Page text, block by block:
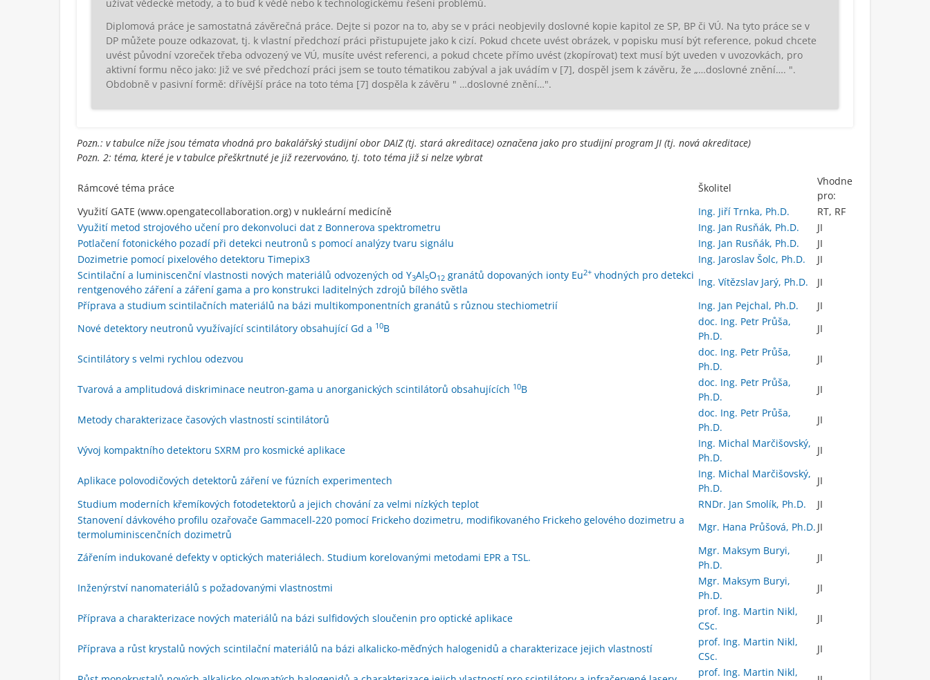
užívat vědecké metody, a to buď k vědě nebo k technologickému řešení problémů.
Diplomová práce je samostatná závěrečná práce. Dejte si pozor na to, aby se v práci neobjevily doslovné kopie kapitol ze SP, BP či VÚ. Na tyto práce se v
DP můžete pouze odkazovat, tj. k vlastní předchozí práci přistupujete jako k cizí. Pokud chcete uvést obrázek, v popisku musí být reference, pokud chcete
uvést původní vzoreček třeba odvozený ve VÚ, musíte uvést referenci, a pokud chcete přímo uvést (zkopírovat) text musí být uveden v uvozovkách, pro
aktivní formu něco jako: Již ve své předchozí práci jsem se touto tématikou zabýval a jak uvádím v [7], dospěl jsem k závěru, že „…doslovné znění…. ".
Obdobně v pasivní formě: dřívější práce na toto téma [7] dospěla k závěru " …doslovné znění…".
Pozn.: v tabulce níže jsou témata vhodná pro bakalářský studijní obor DAIZ (tj. stará akreditace) označena jako pro studijní program JI (tj. nová akreditace)
Pozn. 2: téma, které je v tabulce přeškrtnuté je již rezervováno, tj. toto téma již si nelze vybrat
Rámcové téma práce Školitel
Vhodne
pro:
Využití GATE (www.opengatecollaboration.org) v nukleární medicíně
Ing. Jiří Trnka, Ph.D.
RT, RF
Využití metod strojového učení pro dekonvoluci dat z Bonnerova spektrometru
Ing. Jan Rusňák, Ph.D.
JI
Potlačení fotonického pozadí při detekci neutronů s pomocí analýzy tvaru signálu
Ing. Jan Rusňák, Ph.D.
JI
Dozimetrie pomocí pixelového detektoru Timepix3
Ing. Jaroslav Šolc, Ph.D.
JI
Scintilační a luminiscenční vlastnosti nových materiálů odvozených od Y3Al5O12 granátů dopovaných ionty Eu2+ vhodných pro detekci
rentgenového záření a záření gama a pro konstrukci laditelných zdrojů bílého světla
Ing. Vítězslav Jarý, Ph.D.
JI
Příprava a studium scintilačních materiálů na bázi multikomponentních granátů s různou stechiometrií
Ing. Jan Pejchal, Ph.D.
JI
Nové detektory neutronů využívající scintilátory obsahující Gd a 10B
doc. Ing. Petr Průša,
Ph.D.
JI
Scintilátory s velmi rychlou odezvou
doc. Ing. Petr Průša,
Ph.D.
JI
Tvarová a amplitudová diskriminace neutron-gama u anorganických scintilátorů obsahujících 10B
doc. Ing. Petr Průša,
Ph.D.
JI
Metody charakterizace časových vlastností scintilátorů
doc. Ing. Petr Průša,
Ph.D.
JI
Vývoj kompaktního detektoru SXRM pro kosmické aplikace
Ing. Michal Marčišovský,
Ph.D.
JI
Aplikace polovodičových detektorů záření ve fúzních experimentech
Ing. Michal Marčišovský,
Ph.D.
JI
Studium moderních křemíkových fotodetektorů a jejich chování za velmi nízkých teplot
RNDr. Jan Smolík, Ph.D.
JI
Stanovení dávkového profilu ozařovače Gammacell-220 pomocí Frickeho dozimetru, modifikovaného Frickeho gelového dozimetru a
termoluminiscenčních dozimetrů
Mgr. Hana Průšová, Ph.D. JI
Zářením indukované defekty v optických materiálech. Studium korelovanými metodami EPR a TSL.
Mgr. Maksym Buryi,
Ph.D.
JI
Inženýrství nanomateriálů s požadovanými vlastnostmi
Mgr. Maksym Buryi,
Ph.D.
JI
Příprava a charakterizace nových materiálů na bázi sulfidových sloučenin pro optické aplikace
prof. Ing. Martin Nikl,
CSc.
JI
Příprava a růst krystalů nových scintilační materiálů na bázi alkalicko-měďných halogenidů a charakterizace jejich vlastností
prof. Ing. Martin Nikl,
CSc.
JI
prof. Ing. Martin Nikl,